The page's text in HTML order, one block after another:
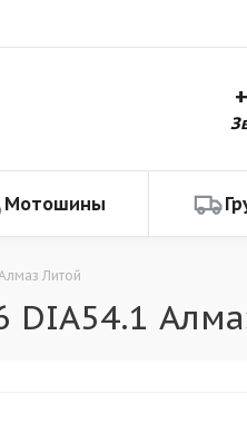
Мотошины
Литой
DIA54.1